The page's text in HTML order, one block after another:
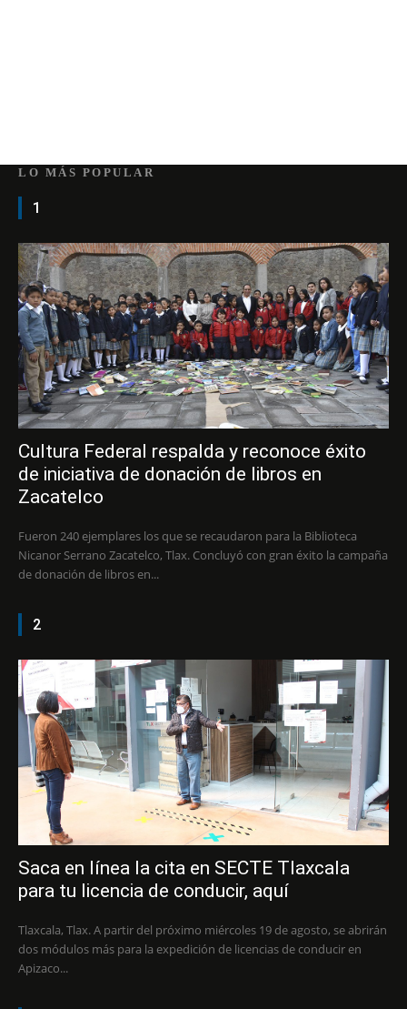
LO MÁS POPULAR
1
Cultura Federal respalda y reconoce éxito
de iniciativa de donación de libros en
Zacatelco
Fueron 240 ejemplares los que se recaudaron para la Biblioteca
Nicanor Serrano Zacatelco, Tlax. Concluyó con gran éxito la campaña
de donación de libros en...
2
Saca en línea la cita en SECTE Tlaxcala
para tu licencia de conducir, aquí
Tlaxcala, Tlax. A partir del próximo miércoles 19 de agosto, se abrirán
dos módulos más para la expedición de licencias de conducir en
Apizaco...